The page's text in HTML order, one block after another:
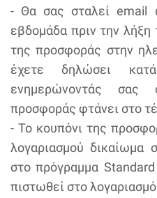
- Θα σας σταλεί email
εβδομάδα πριν την λήξη
της προσφοράς στην
έχετε δηλώσει
ενημερώνοντάς
προσφοράς φτάνει στο
- Το κουπόνι της
λογαριασμού δικαίωμα
στο πρόγραμμα
πιστωθεί στο